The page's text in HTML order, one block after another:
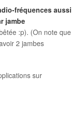
fréquences aussi
jambe
:p). (On note que
2 jambes
sur